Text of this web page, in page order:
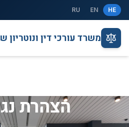
דלג לתוכן
HE
EN
RU
משרד עורכי דין ונוטריון
הצהרת